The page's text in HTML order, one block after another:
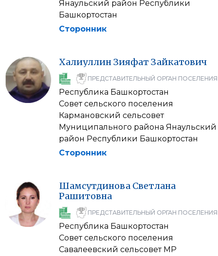
Янаульский район Республики
Башкортостан
Сторонник
ХалиуллинЗияфат Зайкатович
ПРЕДСТАВИТЕЛЬНЫЙ ОРГАН ПОСЕЛЕНИЯ
Республика Башкортостан
Совет сельского поселения
Кармановский сельсовет
Муниципального района Янаульский
район Республики Башкортостан
Сторонник
Шамсутдинова Светлана
Рашитовна
ПРЕДСТАВИТЕЛЬНЫЙ ОРГАН ПОСЕЛЕНИЯ
Республика Башкортостан
Совет сельского поселения
Савалеевский сельсовет МР